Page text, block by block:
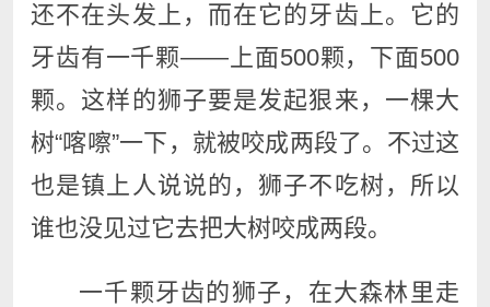
还不在头发上，而在它的牙齿上。它的
牙齿有一千颗——上面500颗，下面500
颗。这样的狮子要是发起狠来，一棵大
树“喀嚓”一下，就被咬成两段了。不过这
也是镇上人说说的，狮子不吃树，所以
谁也没见过它去把大树咬成两段。
一千颗牙齿的狮子，在大森林里走